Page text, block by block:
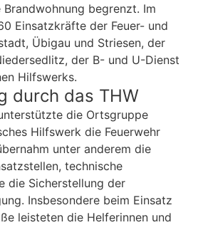
begrenzt. Im
Einsatzkräfte der Feuer- und
Übigau und Striesen, der
der B- und U-Dienst
Hilfswerks.
durch das THW
die Ortsgruppe
Hilfswerk die Feuerwehr
unter anderem die
technische
die Sicherstellung der
Insbesondere beim Einsatz
leisteten die Helferinnen und